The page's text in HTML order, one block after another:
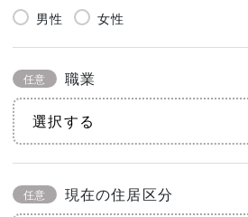
男性 女性
任意 職業
任意 現在の住居区分